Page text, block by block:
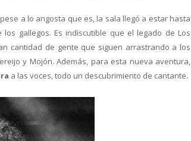
a lo angosta que es, la sala llegó a estar hasta
gallegos. Es indiscutible que el legado de Los
cantidad de gente que siguen arrastrando a los
y Mojón. Además, para esta nueva aventura,
a las voces, todo un descubrimiento de cantante.